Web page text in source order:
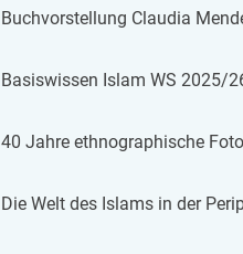
Buch­vor­stel­lung Clau­dia
Ba­sis­wis­sen Islam WS 2025/
40 Jahre eth­no­gra­phi­sche
Die Welt des Is­lams in der